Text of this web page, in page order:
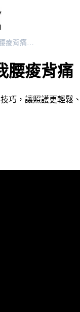
照顧工作總是讓我腰痠背痛！簡單技巧大公開！
腰痠背痛
巧，讓照護更輕鬆